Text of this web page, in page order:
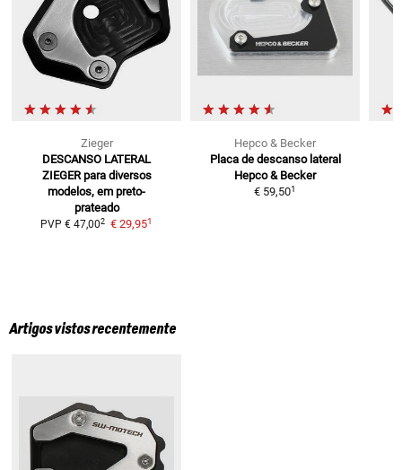
Zieger
DESCANSO LATERAL
ZIEGER para diversos
modelos, em preto-
prateado
PVP € 47,002 € 29,951
Hepco & Becker
Placa de descanso lateral
Hepco & Becker
€ 59,501
Artigos vistos recentemente